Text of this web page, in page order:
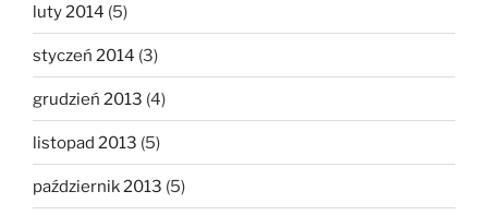
luty 2014 (5)
styczeń 2014 (3)
grudzień 2013 (4)
listopad 2013 (5)
październik 2013 (5)